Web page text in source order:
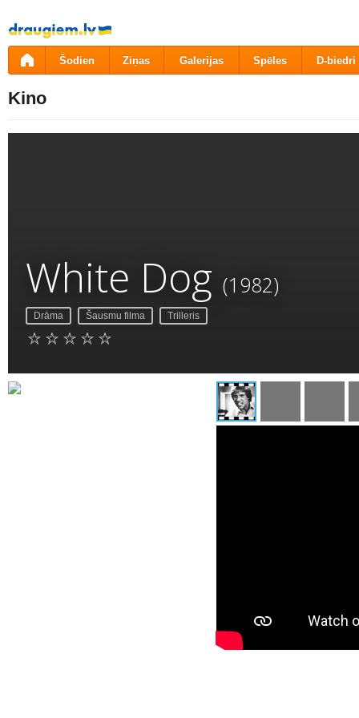
Pāriet
uz
saturu
Šodien Ziņas Galerijas Spēles D-biedri
Kino
White Dog (1982)
Drāma Šausmu filma Trilleris